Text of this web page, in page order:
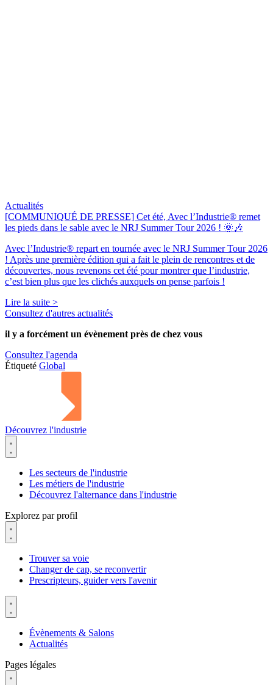
Actualités
[COMMUNIQUÉ DE PRESSE] Cet été, Avec l’Industrie® remet
les pieds dans le sable avec le NRJ Summer Tour 2026 ! 🌞🎶
Avec l’Industrie® repart en tournée avec le NRJ Summer Tour 2026
! Après une première édition qui a fait le plein de rencontres et de
découvertes, nous revenons cet été pour montrer que l’industrie,
c’est bien plus que les clichés auxquels on pense parfois !
Lire la suite >
Consultez d'autres actualités
il y a forcément un évènement près de chez vous
Consultez l'agenda
Étiqueté Global
Découvrez l'industrie
Les secteurs de l'industrie
Les métiers de l'industrie
Découvrez l'alternance dans l'industrie
Explorez par profil
Trouver sa voie
Changer de cap, se reconvertir
Prescripteurs, guider vers l'avenir
Évènements & Salons
Actualités
Pages légales